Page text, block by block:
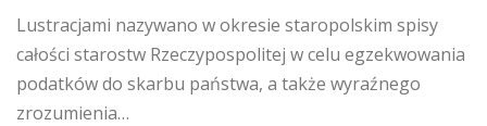
Lustracjami nazywano w okresie staropolskim spisy
całości starostw Rzeczypospolitej w celu egzekwowania
podatków do skarbu państwa, a także wyraźnego
zrozumienia…